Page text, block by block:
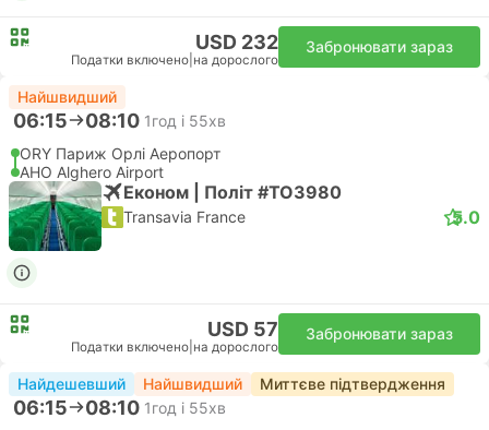
USD 232
Податки включено на дорослого
Забронювати зараз
Найшвидший
06:15 08:10 1год і 55хв
ORY Париж Орлі Аеропорт
AHO Alghero Airport
Економ | Політ #TO3980
Transavia France 5.0
USD 57
Податки включено на дорослого
Забронювати зараз
Найдешевший Найшвидший Миттєве підтвердження
06:15 08:10 1год і 55хв